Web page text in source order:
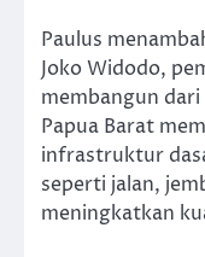
Paulus
Joko Widodo,
membangun
Papua Barat
infrastruktur
seperti jalan,
meningkatkan